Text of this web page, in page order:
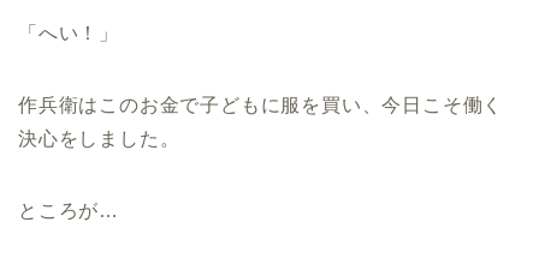
「へい！」
作兵衛はこのお金で子どもに服を買い、今日こそ働く
決心をしました。
ところが…